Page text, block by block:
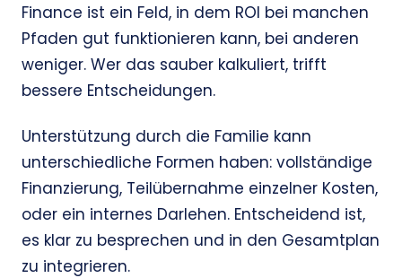
Finance ist ein Feld, in dem ROI bei manchen
Pfaden gut funktionieren kann, bei anderen
weniger. Wer das sauber kalkuliert, trifft
bessere Entscheidungen.
Unterstützung durch die Familie kann
unterschiedliche Formen haben: vollständige
Finanzierung, Teilübernahme einzelner Kosten,
oder ein internes Darlehen. Entscheidend ist,
es klar zu besprechen und in den Gesamtplan
zu integrieren.